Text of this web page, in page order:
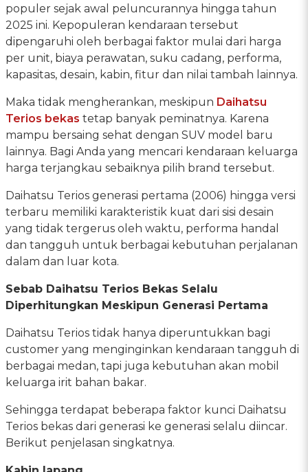
populer sejak awal peluncurannya hingga tahun
2025 ini. Kepopuleran kendaraan tersebut
dipengaruhi oleh berbagai faktor mulai dari harga
per unit, biaya perawatan, suku cadang, performa,
kapasitas, desain, kabin, fitur dan nilai tambah lainnya.
Maka tidak mengherankan, meskipun Daihatsu
Terios bekas tetap banyak peminatnya. Karena
mampu bersaing sehat dengan SUV model baru
lainnya. Bagi Anda yang mencari kendaraan keluarga
harga terjangkau sebaiknya pilih brand tersebut.
Daihatsu Terios generasi pertama (2006) hingga versi
terbaru memiliki karakteristik kuat dari sisi desain
yang tidak tergerus oleh waktu, performa handal
dan tangguh untuk berbagai kebutuhan perjalanan
dalam dan luar kota.
Sebab Daihatsu Terios Bekas Selalu
Diperhitungkan Meskipun Generasi Pertama
Daihatsu Terios tidak hanya diperuntukkan bagi
customer yang menginginkan kendaraan tangguh di
berbagai medan, tapi juga kebutuhan akan mobil
keluarga irit bahan bakar.
Sehingga terdapat beberapa faktor kunci Daihatsu
Terios bekas dari generasi ke generasi selalu diincar.
Berikut penjelasan singkatnya.